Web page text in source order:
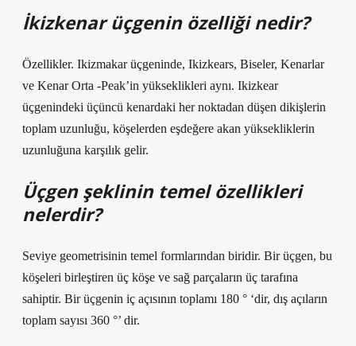
İkizkenar üçgenin özelliği nedir?
Özellikler. Ikizmakar üçgeninde, Ikizkears, Biseler, Kenarlar
ve Kenar Orta -Peak’in yükseklikleri aynı. Ikizkear
üçgenindeki üçüncü kenardaki her noktadan düşen dikişlerin
toplam uzunluğu, köşelerden eşdeğere akan yüksekliklerin
uzunluğuna karşılık gelir.
Üçgen şeklinin temel özellikleri
nelerdir?
Seviye geometrisinin temel formlarından biridir. Bir üçgen, bu
köşeleri birleştiren üç köşe ve sağ parçaların üç tarafına
sahiptir. Bir üçgenin iç açısının toplamı 180 ° ‘dir, dış açıların
toplam sayısı 360 °’ dir.